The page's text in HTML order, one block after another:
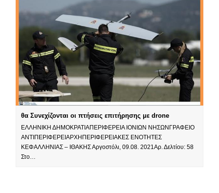
θα Συνεχίζονται οι πτήσεις επιτήρησης με drone
ΕΛΛΗΝΙΚΗ ΔΗΜΟΚΡΑΤΙΑΠΕΡΙΦΕΡΕΙΑ ΙΟΝΙΩΝ ΝΗΣΩΝΓΡΑΦΕΙΟ
ΑΝΤΙΠΕΡΙΦΕΡΕΙΑΡΧΗΠΕΡΙΦΕΡΕΙΑΚΕΣ ΕΝΟΤΗΤΕΣ
ΚΕΦΑΛΛΗΝΙΑΣ – ΙΘΑΚΗΣ Αργοστόλι, 09.08. 2021Αρ. Δελτίου: 58
Στο…